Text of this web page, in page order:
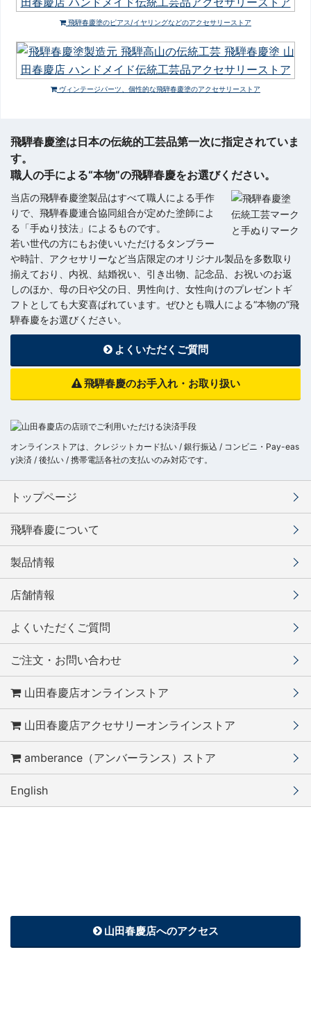
飛騨春慶塗のピアス/イヤリングなどのアクセサリーストア
ヴィンテージパーツ、個性的な飛騨春慶塗のアクセサリーストア
飛騨春慶塗は日本の伝統的工芸品第一次に指定されていま
す。
職人の手による“本物”の飛騨春慶をお選びください。
当店の飛騨春慶塗製品はすべて職人による手作
りで、飛騨春慶連合協同組合が定めた塗師によ
る「手ぬり技法」によるものです。
若い世代の方にもお使いいただけるタンブラー
や時計、アクセサリーなど当店限定のオリジナル製品を多数取り
揃えており、内祝、結婚祝い、引き出物、記念品、お祝いのお返
しのほか、母の日や父の日、男性向け、女性向けのプレゼントギ
フトとしても大変喜ばれています。ぜひとも職人による“本物の”飛
騨春慶をお選びください。
よくいただくご質問
飛騨春慶のお手入れ・お取り扱い
オンラインストアは、クレジットカード払い / 銀行振込 / コンビニ・Pay-eas
y決済 / 後払い / 携帯電話各社の支払いのみ対応です。
トップページ
飛騨春慶について
製品情報
店舗情報
よくいただくご質問
ご注文・お問い合わせ
山田春慶店オンラインストア
山田春慶店アクセサリーオンラインストア
amberance（アンバーランス）ストア
English
山田春慶店へのアクセス